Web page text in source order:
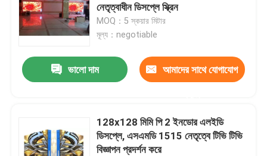
নেতৃত্বাধীন ডিসপ্লে স্ক্রিন
MOQ：5 স্কয়ার মিটার
মূল্য：negotiable
ভালো দাম আমাদের সাথে যোগাযোগ
128x128 মিমি পি 2 ইনডোর এলইডি
ডিসপ্লে, এসএমডি 1515 নেতৃত্বে টিভি টিভি
বিজ্ঞাপন প্রদর্শন করে